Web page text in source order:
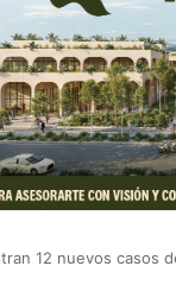
12 nuevos casos